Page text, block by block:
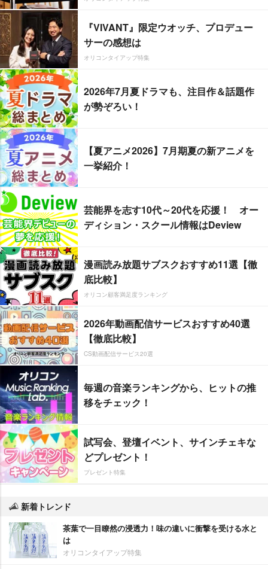
『VIVANT』限定ウオッチ、プロデュー
サーの感想は
オリコンタイアップ特集
2026年7月夏ドラマも、注目作＆話題作
が勢ぞろい！
【夏アニメ2026】7月期夏の新アニメを
一挙紹介！
芸能界を志す10代～20代を応援！ オー
ディション・スクール情報はDeview
漫画読み放題サブスクおすすめ11選【徹
底比較】
オリコン顧客満足度ランキング
2026年動画配信サービスおすすめ40選
【徹底比較】
CS動画配信サービス20選
毎週の音楽ランキングから、ヒットの推
移をチェック！
試写会、登壇イベント、サインチェキな
どプレゼント！
プレゼント特集
新着トレンド
茶葉で一目瞭然の浸透力！味の違いに衝撃を受ける水と
は
オリコンタイアップ特集